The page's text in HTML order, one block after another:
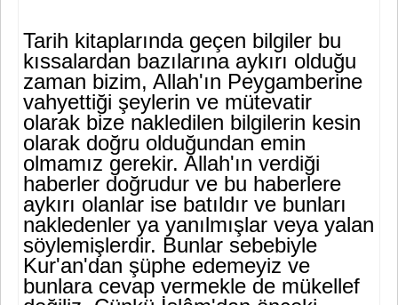
Tarih kitaplarında geçen bilgiler bu
kıssalardan bazılarına aykırı olduğu
zaman bizim, Allah'ın Peygamberine
vahyettiği şeylerin ve mütevatir
olarak bize nakledilen bilgilerin kesin
olarak doğru olduğundan emin
olmamız gerekir. Allah'ın verdiği
haberler doğ­rudur ve bu haberlere
aykırı olanlar ise batıldır ve bunları
nakle­denler ya yanılmışlar veya yalan
söylemişlerdir. Bunlar sebebiyle
Kur'an'dan şüphe edemeyiz ve
bunlara cevap vermekle de mükel­lef